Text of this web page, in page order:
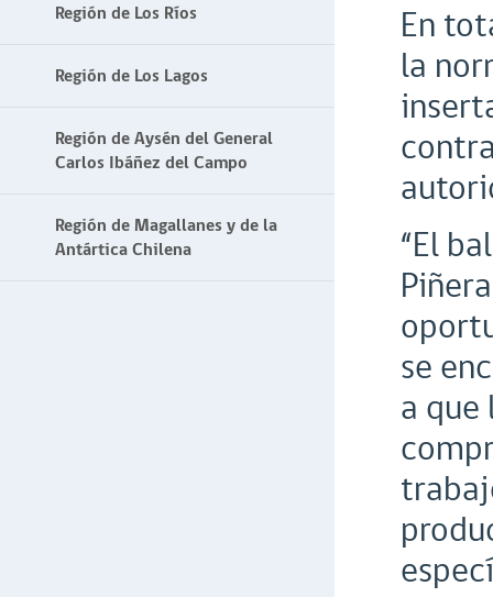
Región de Los Ríos
Región de Los Lagos
Región de Aysén del General
Carlos Ibáñez del Campo
Región de Magallanes y de la
Antártica Chilena
En
la
“El
se
a que